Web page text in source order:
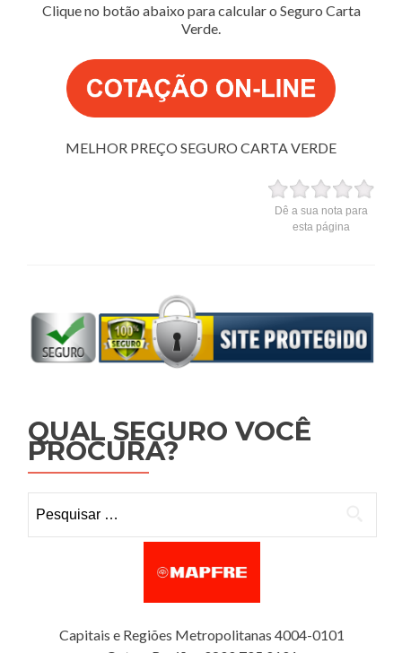
Clique no botão abaixo para calcular o Seguro Carta
Verde.
MELHOR PREÇO SEGURO CARTA VERDE
Dê a sua nota para
esta página
QUAL SEGURO VOCÊ
PROCURA?
Capitais e Regiões Metropolitanas 4004-0101